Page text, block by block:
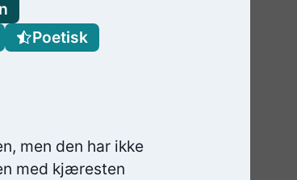
men den har ikke
med kjæresten
Poetisk